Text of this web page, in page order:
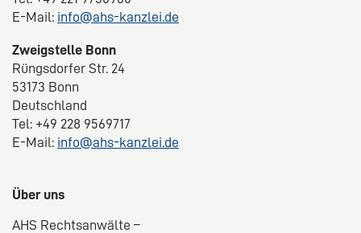
E-Mail: info@ahs-kanzlei.de
Zweigstelle Bonn
Rüngsdorfer Str. 24
53173 Bonn
Deutschland
Tel: +49 228 9569717
E-Mail: info@ahs-kanzlei.de
Über uns
AHS Rechtsanwälte –